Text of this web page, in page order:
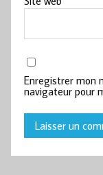
Enregistrer mon
navigateur pour